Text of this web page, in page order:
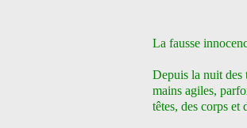
La fausse
Depuis la nuit des
mains agiles,
têtes, des corps